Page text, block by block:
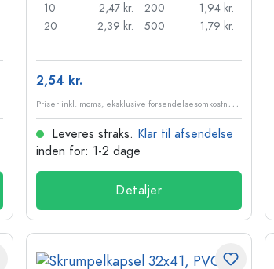
10
2,47 kr.
20
2,39 kr.
200
1,94 kr.
500
1,79 kr.
2,54 kr.
P
riser inkl. moms, eksklusive forsendelsesomkostninger
Leveres straks. Klar til afsendelse
inden for: 1-2 dage
Detaljer